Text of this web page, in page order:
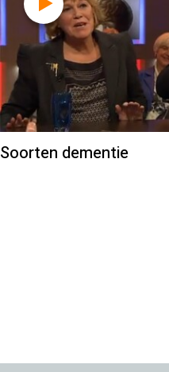
Soorten dementie